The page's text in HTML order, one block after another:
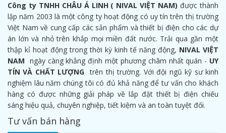
Công ty TNHH CHÂU Á LINH ( NIVAL VIỆT NAM) được thành
lập năm 2003 là một công ty hoạt động có uy tín trên thị trường
Việt Nam về cung cấp các sản phẩm và thiết bị điện cho các dự
án lớn và nhỏ trên khắp mọi miền đất nước. Trải qua gần một
thập kỉ hoạt động trong thời kỳ kinh tế năng động, NIVAL VIỆT
NAM ngày càng khẳng định một phương châm nhất quán - UY
TÍN VÀ CHẤT LƯỢNG trên thị trường. Với đội ngũ kỹ sư kinh
nghiệm lâu năm chúng tôi có đủ khả năng để tư vấn cho khách
hàng có được những giải pháp về lắp đặt thiết bị điện chiếu
sáng hiệu quả, chuyên nghiệp, tiết kiệm và an toàn tuyệt đối.
Tư vấn bán hàng